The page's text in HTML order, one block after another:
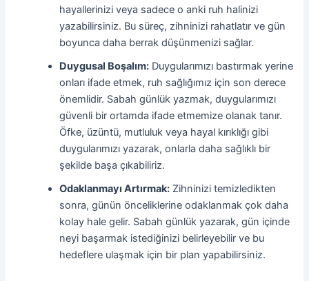
hayallerinizi veya sadece o anki ruh halinizi
yazabilirsiniz. Bu süreç, zihninizi rahatlatır ve gün
boyunca daha berrak düşünmenizi sağlar.
Duygusal Boşalım: Duygularımızı bastırmak yerine
onları ifade etmek, ruh sağlığımız için son derece
önemlidir. Sabah günlük yazmak, duygularımızı
güvenli bir ortamda ifade etmemize olanak tanır.
Öfke, üzüntü, mutluluk veya hayal kırıklığı gibi
duygularımızı yazarak, onlarla daha sağlıklı bir
şekilde başa çıkabiliriz.
Odaklanmayı Artırmak: Zihninizi temizledikten
sonra, günün önceliklerine odaklanmak çok daha
kolay hale gelir. Sabah günlük yazarak, gün içinde
neyi başarmak istediğinizi belirleyebilir ve bu
hedeflere ulaşmak için bir plan yapabilirsiniz.